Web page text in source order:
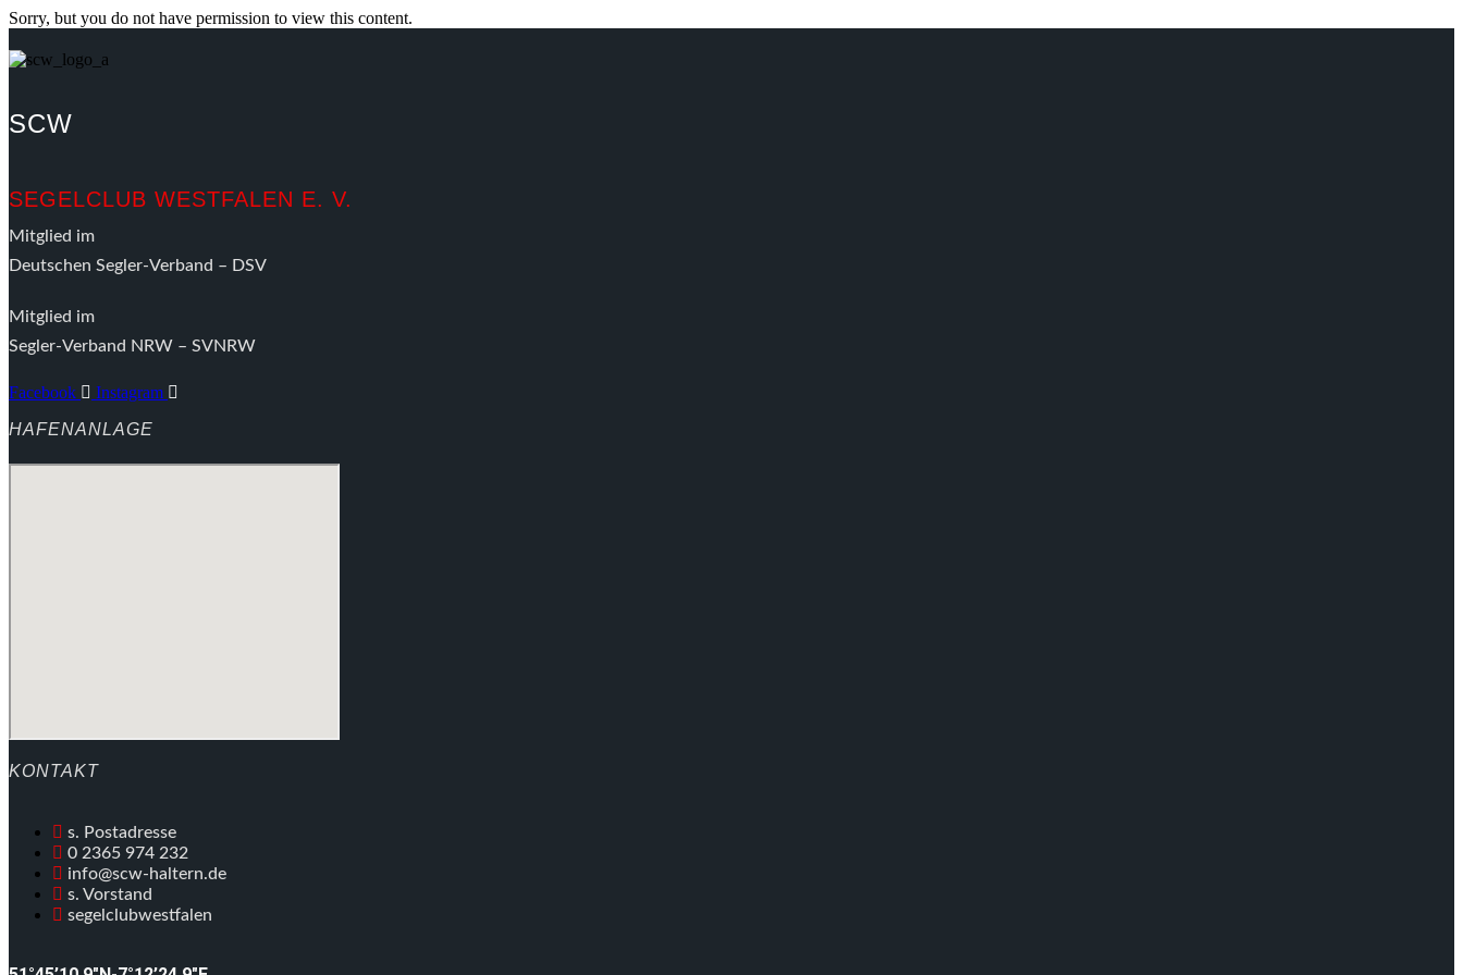
Sorry, but you do not have permission to view this content.
SCW
SEGELCLUB WESTFALEN E. V.
Mitglied im
Deutschen Segler-Verband – DSV
Mitglied im
Segler-Verband NRW – SVNRW
Facebook
Instagram
HAFENANLAGE
KONTAKT
s. Postadresse
0 2365 974 232
info@scw-haltern.de
s. Vorstand
segelclubwestfalen